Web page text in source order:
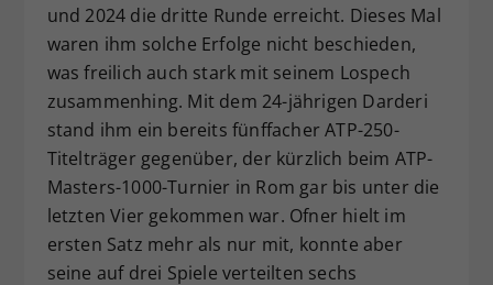
und 2024 die dritte Runde erreicht. Dieses Mal
waren ihm solche Erfolge nicht beschieden,
was freilich auch stark mit seinem Lospech
zusammenhing. Mit dem 24-jährigen Darderi
stand ihm ein bereits fünffacher ATP-250-
Titelträger gegenüber, der kürzlich beim ATP-
Masters-1000-Turnier in Rom gar bis unter die
letzten Vier gekommen war. Ofner hielt im
ersten Satz mehr als nur mit, konnte aber
seine auf drei Spiele verteilten sechs